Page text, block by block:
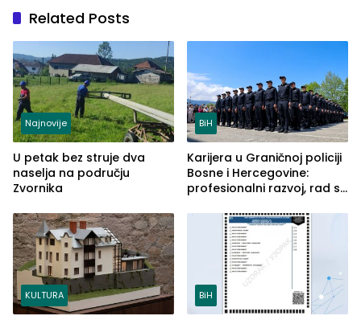
Related Posts
Najnovije
U petak bez struje dva
naselja na području
Zvornika
BiH
Karijera u Graničnoj policiji
Bosne i Hercegovine:
profesionalni razvoj, rad sa
služba građanima
KULTURA BiH